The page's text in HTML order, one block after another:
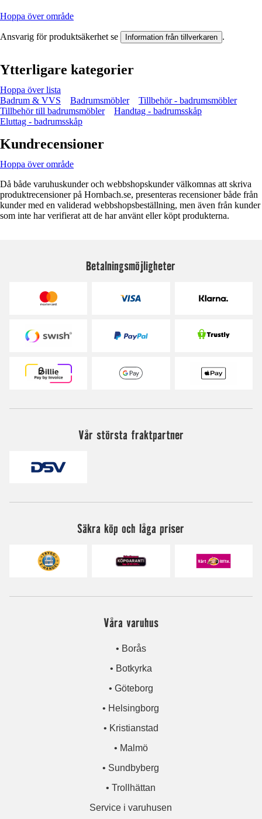
Hoppa över område
Ansvarig för produktsäkerhet se Information från tillverkaren .
Ytterligare kategorier
Hoppa över lista
Badrum & VVS
Badrumsmöbler
Tillbehör - badrumsmöbler
Tillbehör till badrumsmöbler
Handtag - badrumsskåp
Eluttag - badrumsskåp
Kundrecensioner
Hoppa över område
Då både varuhuskunder och webbshopskunder välkomnas att skriva
produktrecensioner på Hornbach.se, presenteras recensioner både från
kunder med en validerad webbshopsbeställning, men även från kunder
som inte har verifierat att de har använt eller köpt produkterna.
Betalningsmöjligheter
Vår största fraktpartner
Säkra köp och låga priser
Våra varuhus
• Borås
• Botkyrka
• Göteborg
• Helsingborg
• Kristianstad
• Malmö
• Sundbyberg
• Trollhättan
Service i varuhusen